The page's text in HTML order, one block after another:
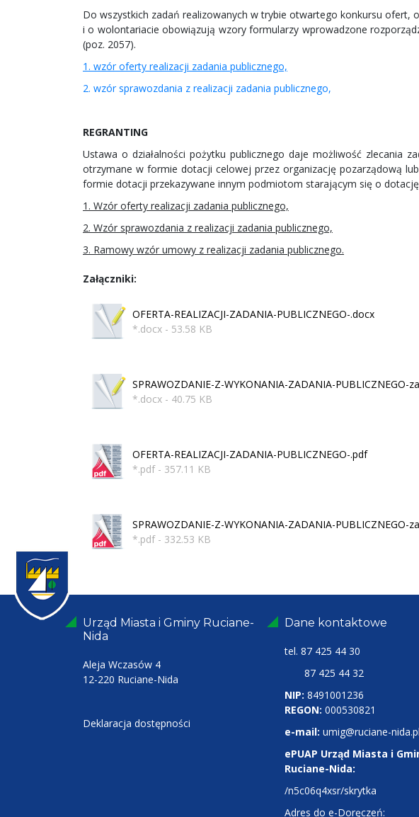
Do wszystkich zadań realizowanych w trybie otwartego konkursu ofert,
i o wolontariacie obowiązują wzory formularzy wprowadzone
(poz. 2057).
1. wzór oferty realizacji zadania publicznego,
2. wzór sprawozdania z realizacji zadania publicznego,
REGRANTING
Ustawa o działalności pożytku publicznego daje możliwość zlecania
otrzymane w formie dotacji celowej przez organizację pozarządową
formie dotacji przekazywane innym podmiotom starającym się o
1. Wzór oferty realizacji zadania publicznego,
2. Wzór sprawozdania z realizacji zadania publicznego,
3. Ramowy wzór umowy z realizacji zadania publicznego.
Załączniki:
OFERTA-REALIZACJI-ZADANIA-PUBLICZNEGO-.docx
*.docx - 53.58 KB
SPRAWOZDANIE-Z-WYKONANIA-ZADANIA-PUBLICZNEGO-
*.docx - 40.75 KB
OFERTA-REALIZACJI-ZADANIA-PUBLICZNEGO-.pdf
*.pdf - 357.11 KB
SPRAWOZDANIE-Z-WYKONANIA-ZADANIA-PUBLICZNEGO-
*.pdf - 332.53 KB
Urząd Miasta i Gminy Ruciane-
Nida
Aleja Wczasów 4
12-220 Ruciane-Nida
Deklaracja dostępności
Dane kontaktowe
tel. 87 425 44 30
87 425 44 32
NIP: 8491001236
REGON: 000530821
e-mail: umig@ruciane-nida.pl
ePUAP Urząd Miasta i
Ruciane-Nida:
/n5c06q4xsr/skrytka
Adres do e-Doręczeń: